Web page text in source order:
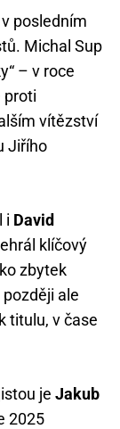
posledním
Michal Sup
– v roce
proti
vítězství
Jiřího
i David
klíčový
zbytek
ale
titulu, v čase
je Jakub
2025